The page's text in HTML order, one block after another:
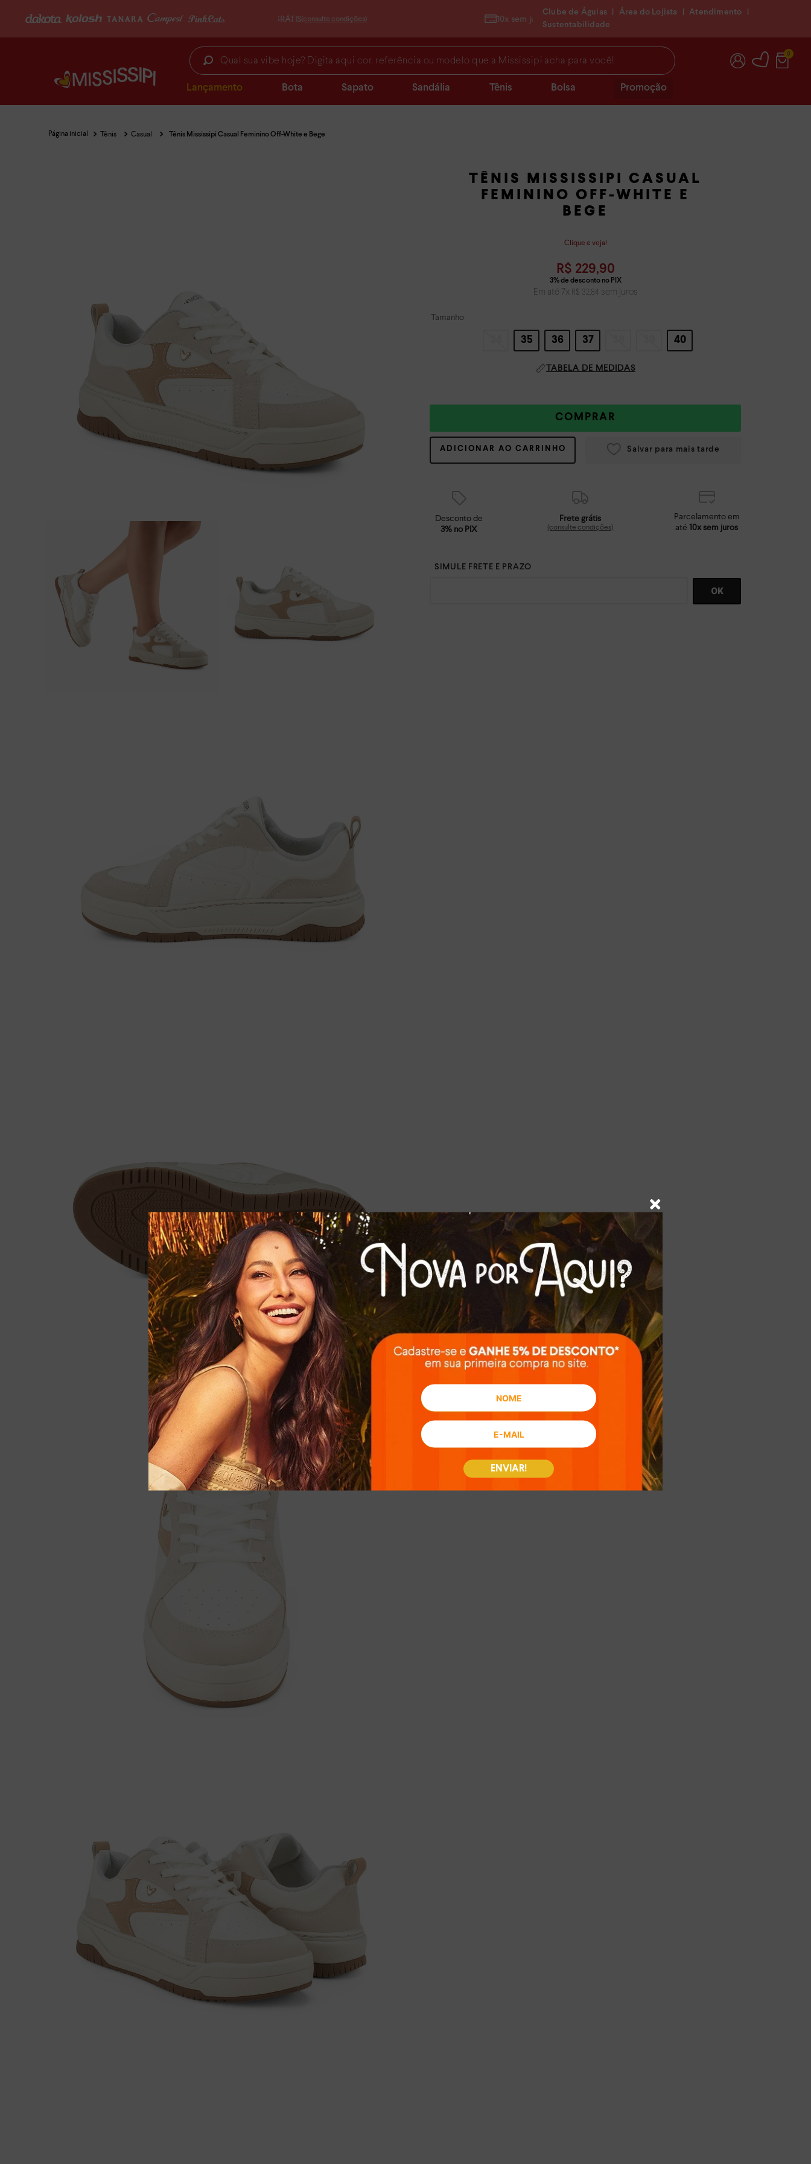
FRETE GRÁTIS(consulte condições) 10x sem juros no cartão de crédito
Clube de Águias Área do Lojista Atendimento
Sustentabilidade
Qual sua vibe hoje? Digita aqui cor, referência ou modelo que a Mississipi acha para você! 0
Lançamento Bota Sapato Sandália Tênis Bolsa Promoção
ENVIAR!
Tênis Casual Tênis Mississipi Casual Feminino Off-White e Bege
TÊNIS MISSISSIPI CASUAL
FEMININO OFF-WHITE E
BEGE
Clique e veja!
R$ 229,90
Em até 7x R$ 32,84 sem juros
Tamanho
35 36 37 40
TABELA DE MEDIDAS
COMPRAR
ADICIONAR AO CARRINHO
Desconto de
3% no PIX
Frete grátis
(consulte condições)
Parcelamento em
até10x sem juros